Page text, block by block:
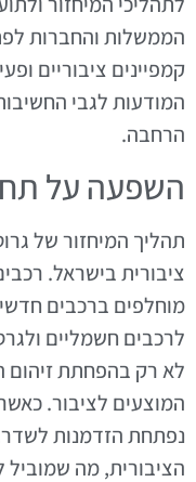
הממשלות והחברות
קמפיינים ציבוריים
המודעות לגבי
הרחבה.
השפעה על
תהליך המיחזור של
ציבורית בישראל.
מוחלפים ברכבים
לרכבים חשמליים
לא רק בהפחתת זיהום
המוצעים לציבור.
נפתחת הזדמנות
הציבורית, מה שמוביל